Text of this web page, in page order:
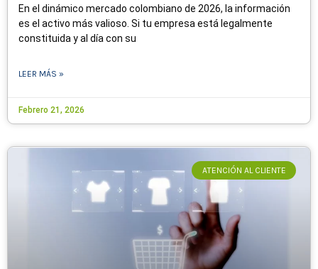
En el dinámico mercado colombiano de 2026, la información
es el activo más valioso. Si tu empresa está legalmente
constituida y al día con su
LEER MÁS »
Febrero 21, 2026
ATENCIÓN AL CLIENTE